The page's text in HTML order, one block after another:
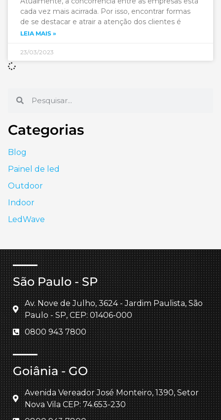
cada vez mais acirrada. Por isso, encontrar formas
de se destacar e atrair a atenção dos clientes é
LEIA MAIS »
23/03/2023
Categorias
Blog
Painel de led
Outdoor
Indoor
LedWave
São Paulo - SP
Av. Nove de Julho, 3624 - Jardim Paulista, São
Paulo - SP, CEP: 01406-000
0800 943 7800
Goiânia - GO
Avenida Vereador José Monteiro, 1390, Setor
Nova Vila CEP: 74.653-230